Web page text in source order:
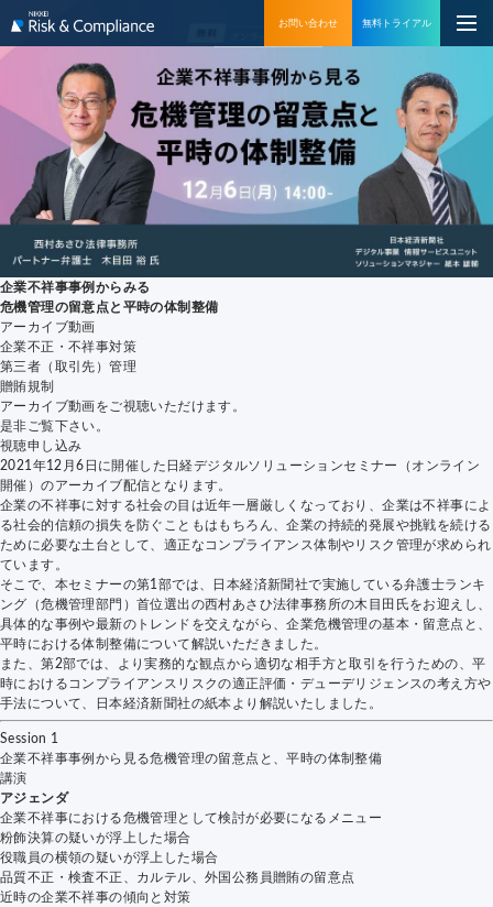
お問い合わせ 無料トライアル
企業不祥事事例からみる
危機管理の留意点と平時の体制整備
アーカイブ動画
企業不正・不祥事対策
第三者（取引先）管理
贈賄規制
アーカイブ動画をご視聴いただけます。
是非ご覧下さい。
視聴申し込み
2021年12月6日に開催した日経デジタルソリューションセミナー（オンライン
開催）のアーカイブ配信となります。
企業の不祥事に対する社会の目は近年一層厳しくなっており、企業は不祥事によ
る社会的信頼の損失を防ぐこともはもちろん、企業の持続的発展や挑戦を続ける
ために必要な土台として、適正なコンプライアンス体制やリスク管理が求められ
ています。
そこで、本セミナーの第1部では、日本経済新聞社で実施している弁護士ランキ
ング（危機管理部門）首位選出の西村あさひ法律事務所の木目田氏をお迎えし、
具体的な事例や最新のトレンドを交えながら、企業危機管理の基本・留意点と、
平時における体制整備について解説いただきました。
また、第2部では、より実務的な観点から適切な相手方と取引を行うための、平
時におけるコンプライアンスリスクの適正評価・デューデリジェンスの考え方や
手法について、日本経済新聞社の紙本より解説いたしました。
Session 1
企業不祥事事例から見る危機管理の留意点と、平時の体制整備
講演
アジェンダ
企業不祥事における危機管理として検討が必要になるメニュー
粉飾決算の疑いが浮上した場合
役職員の横領の疑いが浮上した場合
品質不正・検査不正、カルテル、外国公務員贈賄の留意点
近時の企業不祥事の傾向と対策